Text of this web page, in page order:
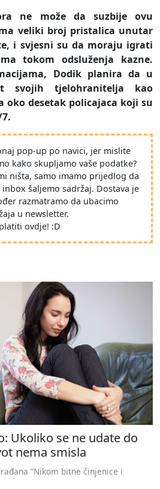
ne može da suzbije ovu
veliki broj pristalica unutar
i svjesni su da moraju igrati
tokom odsluženja kazne.
Dodik planira da u
svojih tjelohranitelja kao
oko desetak policajaca koji su
pop-up po navici, jer mislite
kako skupljamo vaše podatke?
ništa, samo imamo prijedlog da
šaljemo sadržaj. Dostava je
razmatramo da ubacimo
u newsletter.
ovdje! :D
Ukoliko se ne udate do
nema smisla
“Nikom bitne činjenice i